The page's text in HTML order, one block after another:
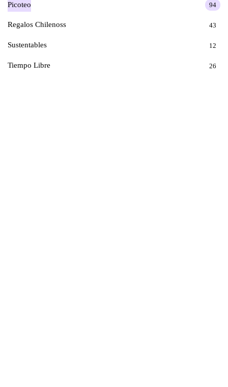
Picoteo 94
Regalos Chilenoss 43
Sustentables 12
Tiempo Libre 26